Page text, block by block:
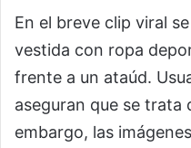
En el breve clip viral
vestida con ropa
frente a un ataúd.
aseguran que se trata
embargo, las